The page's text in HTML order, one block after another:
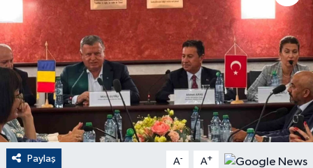
Paylaş A- A+
EKONOMİ
English News
Finans
Flaş Haber
Gayrimenkul